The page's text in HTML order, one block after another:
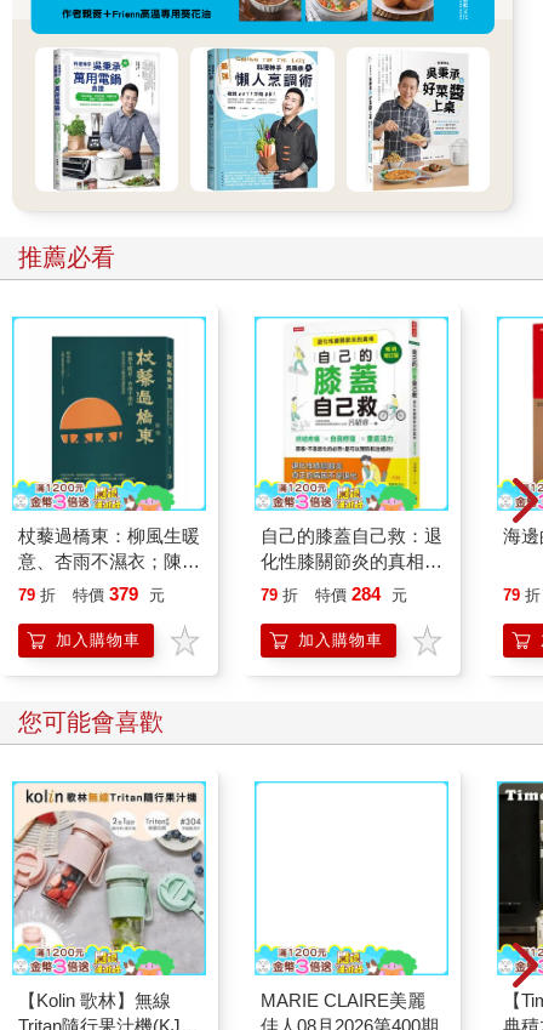
推薦必看
杖藜過橋東：柳風生暖
意、杏雨不濕衣；陳亮
恭談以心轉境的適齡漫
79 折 特價 379 元
加入購物車
自己的膝蓋自己救：退
化性膝關節炎的真相
【暢銷增訂版】
79 折 特價 284 元
加入購物車
海
79 折
您可能會喜歡
【Kolin 歌林】無線
Tritan隨行果汁機(KJE-
MARIE CLAIRE美麗
佳人08月2026第400期
【
典